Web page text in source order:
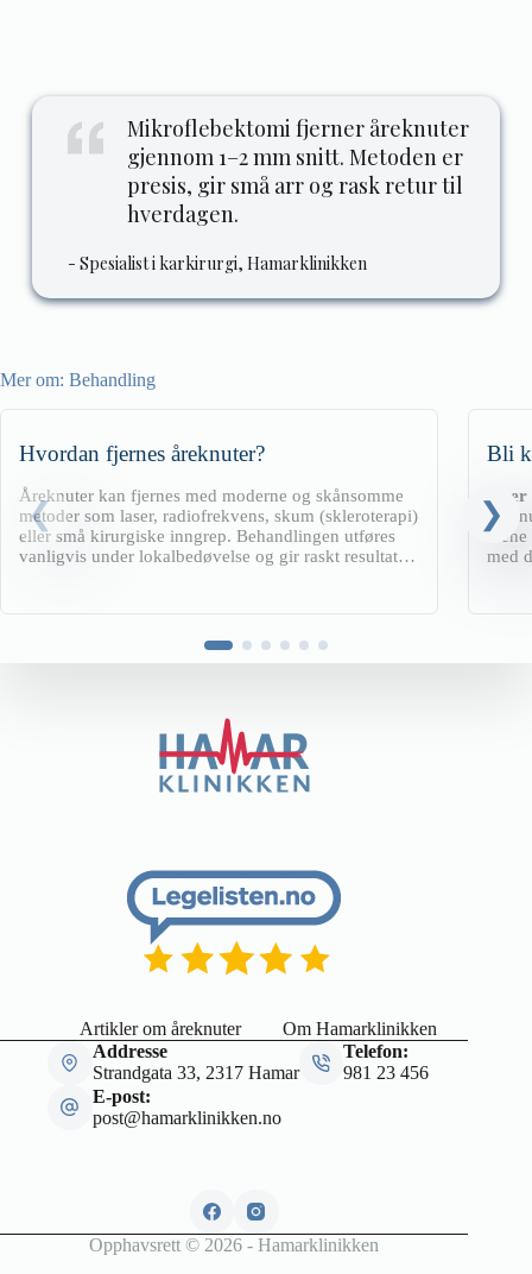
Mikroflebektomi fjerner åreknuter
gjennom 1–2 mm snitt. Metoden er
presis, gir små arr og rask retur til
hverdagen.
- Spesialist i karkirurgi, Hamarklinikken
Mer om: Behandling
Hvordan fjernes åreknuter?
Åreknuter kan fjernes med moderne og skånsomme
metoder som laser, radiofrekvens, skum (skleroterapi)
eller små kirurgiske inngrep. Behandlingen utføres
vanligvis under lokalbedøvelse og gir raskt resultat
Bli
med
Artikler om åreknuter
Om Hamarklinikken
Addresse
Strandgata 33, 2317 Hamar
Telefon:
981 23 456
E-post:
post@hamarklinikken.no
Opphavsrett © 2026 - Hamarklinikken